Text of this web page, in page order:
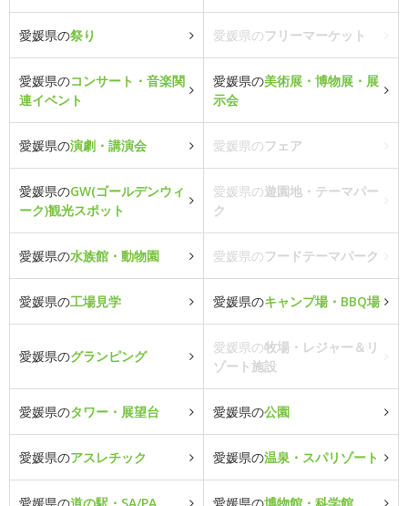
愛媛県の祭り 愛媛県のフリーマーケット
愛媛県のコンサート・音楽関
連イベント
愛媛県の美術展・博物展・展
示会
愛媛県の演劇・講演会 愛媛県のフェア
愛媛県のGW(ゴールデンウィ
ーク)観光スポット
愛媛県の遊園地・テーマパー
ク
愛媛県の水族館・動物園 愛媛県のフードテーマパーク
愛媛県の工場見学 愛媛県のキャンプ場・BBQ場
愛媛県のグランピング
愛媛県の牧場・レジャー＆リ
ゾート施設
愛媛県のタワー・展望台 愛媛県の公園
愛媛県のアスレチック 愛媛県の温泉・スパリゾート